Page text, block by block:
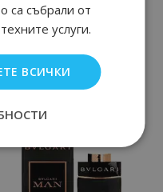
MAN IN BLACK
96
са събрали от
услуги.
ВСИЧКИ